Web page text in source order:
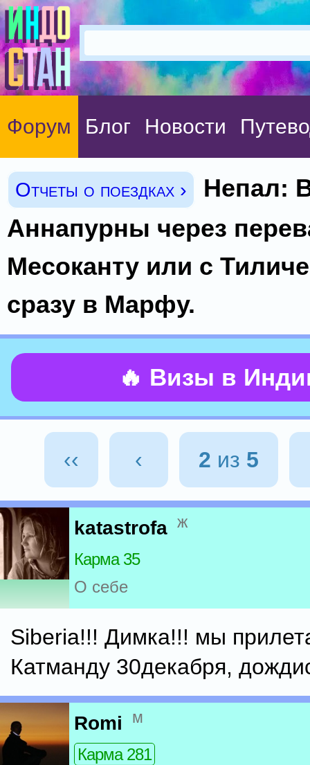
Форум Блог Новости
Отчеты о поездках ›
Непал:
Аннапурны через
Месоканту или с
сразу в Марфу.
🔥 Визы в
‹‹ ‹ 2 из 5
katastrofa ж
Карма 35
О себе
Siberia!!! Димка!!! мы
Катманду 30декабря,
Romi м
Карма 281